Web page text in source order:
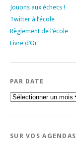
Jouons aux échecs !
Twitter à l’école
Règlement de l’école
Livre d’Or
PAR DATE
Par
date
SUR VOS AGENDAS